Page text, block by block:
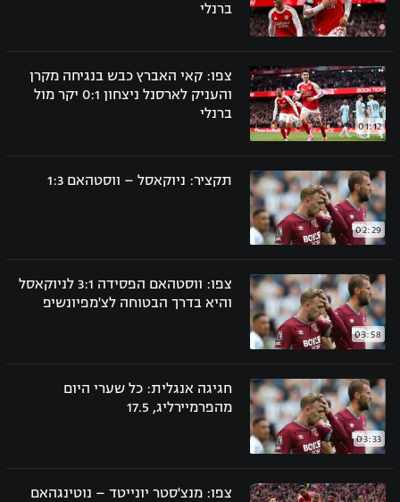
ברנלי
01:12
צפו: קאי האברץ כבש בנגיחה מקרן
והעניק לארסנל ניצחון 0:1 יקר מול
ברנלי
02:29
תקציר: ניוקאסל – ווסטהאם 1:3
03:58
צפו: ווסטהאם הפסידה 3:1 לניוקאסל
והיא בדרך הבטוחה לצ'מפיונשיפ
03:33
חגיגה אנגלית: כל שערי היום
מהפרמיירליג, 17.5
צפו: מנצ'סטר יונייטד – נוטינגהאם